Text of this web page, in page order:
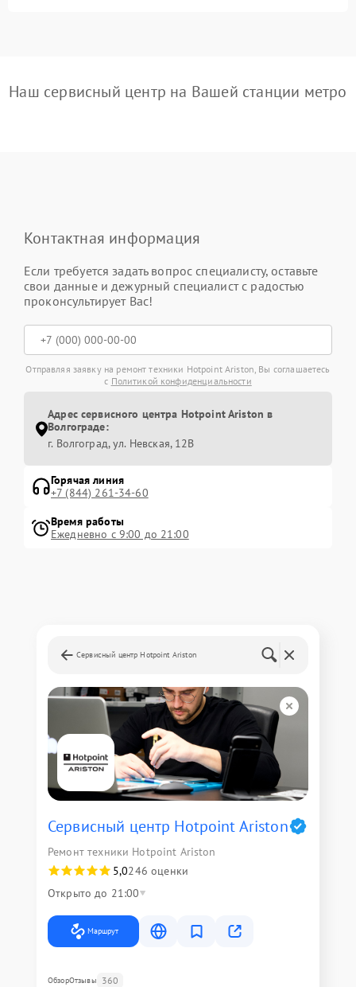
Наш сервисный центр на Вашей станции метро
Контактная информация
Если требуется задать вопрос специалисту, оставьте
свои данные и дежурный специалист с радостью
проконсультирует Вас!
Отправляя заявку на ремонт техники Hotpoint Ariston, Вы соглашаетесь
с Политикой конфиденциальности
Адрес сервисного центра Hotpoint Ariston в
Волгограде:
г. Волгоград, ул. Невская, 12В
Горячая линия
+7 (844) 261-34-60
Время работы
Ежедневно с 9:00 до 21:00
Сервисный центр Hotpoint Ariston
Сервисный центр Hotpoint Ariston
Ремонт техники Hotpoint Ariston
5,0246 оценки
Открыто до 21:00
Маршрут
ОбзорОтзывы 360